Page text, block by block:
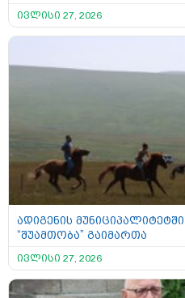
ივლისი 27, 2026
ადიგენის
“შუამთობა” გაიმართა
ივლისი 27, 2026